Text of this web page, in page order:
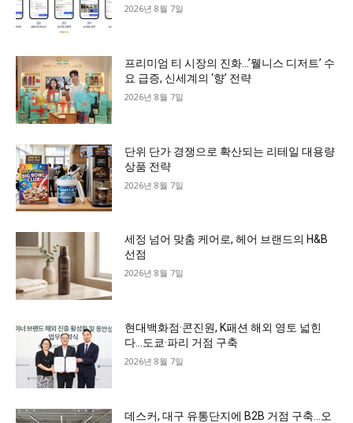
2026년 8월 7일
프리미엄 티 시장의 진화…’웰니스 디저트’ 수
요 급증, 신세계의 ‘향’ 전략
2026년 8월 7일
단위 단가 경쟁으로 확산되는 리테일 대용량
상품 전략
2026년 8월 7일
세정 넘어 맞춤 케어로, 헤어 브랜드의 H&B
선점
2026년 8월 7일
현대백화점·콘진원, K패션 해외 영토 넓힌
다…도쿄·파리 거점 구축
2026년 8월 7일
데스커, 대구 유통단지에 B2B 거점 구축…오